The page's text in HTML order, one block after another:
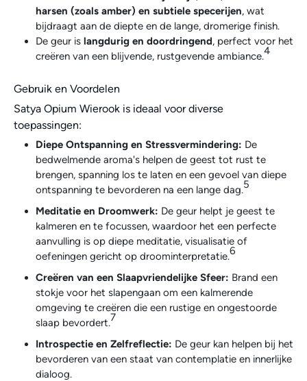
harsen (zoals amber) en subtiele specerijen, wat
bijdraagt aan de diepte en de lange, dromerige finish.
De geur is langdurig en doordringend, perfect voor het
creëren van een blijvende, rustgevende ambiance.4
Gebruik en Voordelen
Satya Opium Wierook is ideaal voor diverse
toepassingen:
Diepe Ontspanning en Stressvermindering: De
bedwelmende aroma's helpen de geest tot rust te
brengen, spanning los te laten en een gevoel van diepe
ontspanning te bevorderen na een lange dag.5
Meditatie en Droomwerk: De geur helpt je geest te
kalmeren en te focussen, waardoor het een perfecte
aanvulling is op diepe meditatie, visualisatie of
oefeningen gericht op droominterpretatie.6
Creëren van een Slaapvriendelijke Sfeer: Brand een
stokje voor het slapengaan om een kalmerende
omgeving te creëren die een rustige en ongestoorde
slaap bevordert.7
Introspectie en Zelfreflectie: De geur kan helpen bij het
bevorderen van een staat van contemplatie en innerlijke
dialoog.